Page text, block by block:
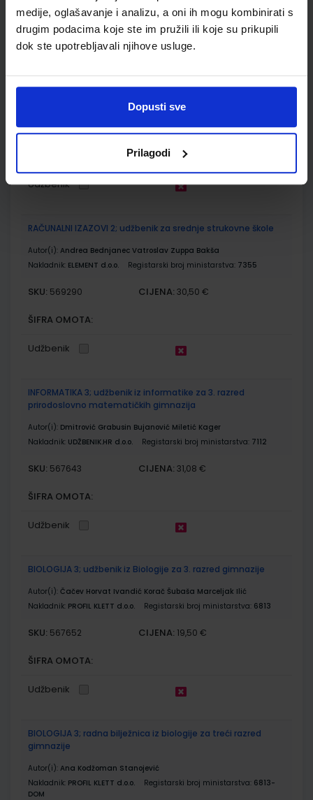
medije, oglašavanje i analizu, a oni ih mogu kombinirati s
drugim podacima koje ste im pružili ili koje su prikupili
dok ste upotrebljavali njihove usluge.
Dopusti sve
Prilagodi
Udžbenik
MREŽNA SJEDIŠTA I BAZE PODATAKA; udžbenik programiranja
Autor(i):Ivanović-Ižaković Leventić Šafar Đerki
ŠKOLSKA KNJIGA d.d. Registarski broj ministarstva:
SKU:569291 CIJENA:25,00 €
Udžbenik
RAČUNALNI IZAZOVI 2; udžbenik za srednje strukovne škole
Autor(i): Andrea Bednjanec Vatroslav Zuppa Bakša
Nakladnik: ELEMENT d.o.o. Registarski broj ministarstva: 7355
SKU: 569290 CIJENA: 30,50 €
ŠIFRA OMOTA:
Udžbenik
INFORMATIKA 3; udžbenik iz informatike za 3. razred
prirodoslovno matematičkih gimnazija
Autor(i): Dmitrović Grabusin Bujanović Miletić Kager
Nakladnik: UDŽBENIK.HR d.o.o. Registarski broj ministarstva: 7112
SKU: 567643 CIJENA: 31,08 €
ŠIFRA OMOTA:
Udžbenik
BIOLOGIJA 3; udžbenik iz Biologije za 3. razred gimnazije
Autor(i): Čačev Horvat Ivandić Korač Šubaša Marceljak Ilić
Nakladnik: PROFIL KLETT d.o.o. Registarski broj ministarstva: 6813
SKU: 567652 CIJENA: 19,50 €
ŠIFRA OMOTA:
Udžbenik
BIOLOGIJA 3; radna bilježnica iz biologije za treći razred
gimnazije
Autor(i): Ana Kodžoman Stanojević
Nakladnik: PROFIL KLETT d.o.o. Registarski broj ministarstva: 6813-
DOM